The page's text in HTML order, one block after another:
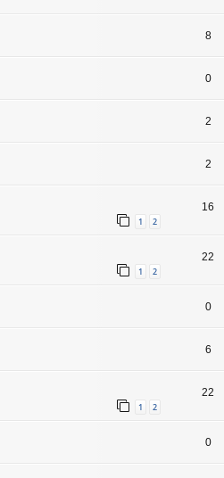
8
0
2
2
1 2
16
1 2
22
0
6
1 2
22
0